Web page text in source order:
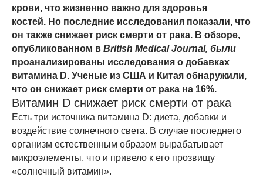
крови, что жизненно важно для здоровья
костей. Но последние исследования показали, что
он также снижает риск смерти от рака. В обзоре,
опубликованном в British Medical Journal, были
проанализированы исследования о добавках
витамина D. Ученые из США и Китая обнаружили,
что он снижает риск смерти от рака на 16%.
Витамин D снижает риск смерти от рака
Есть три источника витамина D: диета, добавки и
воздействие солнечного света. В случае последнего
организм естественным образом вырабатывает
микроэлементы, что и привело к его прозвищу
«солнечный витамин».